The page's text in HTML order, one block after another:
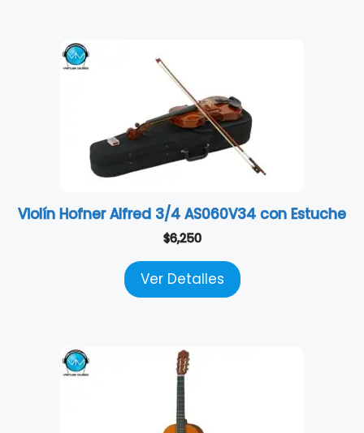
Violín Hofner Alfred 3/4 AS060V34 con Estuche
$6,250
Ver Detalles